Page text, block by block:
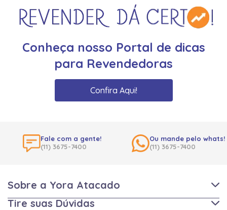
Conheça nosso Portal de dicas
para Revendedoras
Confira Aqui!
Fale com a gente!
(11) 3675-7400
Ou mande pelo whats!
(11) 3675-7400
Sobre a Yora Atacado
Tire suas Dúvidas